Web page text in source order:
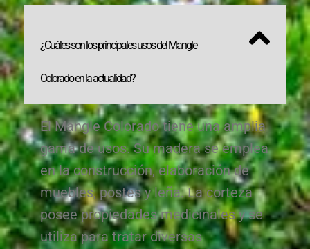
¿Cuáles son los principales usos del Mangle
Colorado en la actualidad?
El Mangle Colorado tiene una amplia
gama de usos. Su madera se emplea
en la construcción, elaboración de
muebles, postes y leña. La corteza
posee propiedades medicinales y se
utiliza para tratar diversas